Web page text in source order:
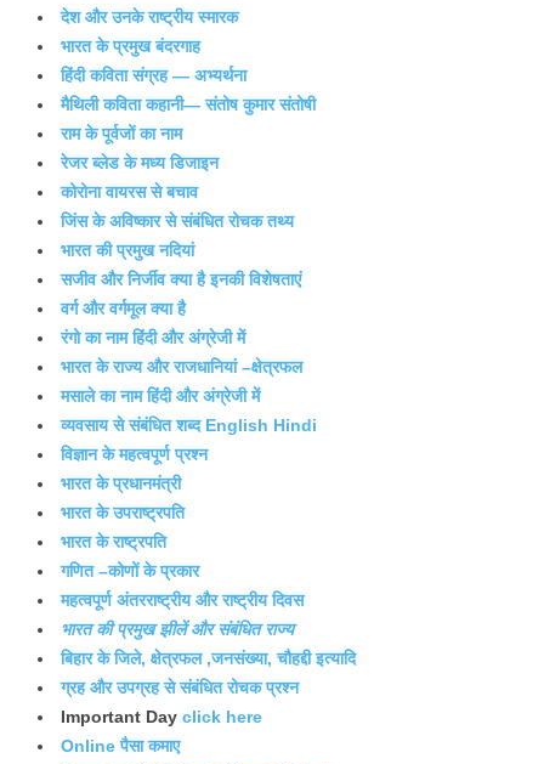
देश और उनके राष्ट्रीय स्मारक
भारत के प्रमुख बंदरगाह
हिंदी कविता संग्रह — अभ्यर्थना
मैथिली कविता कहानी— संतोष कुमार संतोषी
राम के पूर्वजों का नाम
रेजर ब्लेड के मध्य डिजाइन
कोरोना वायरस से बचाव
जिंस के अविष्कार से संबंधित रोचक तथ्य
भारत की प्रमुख नदियां
सजीव और निर्जीव क्या है इनकी विशेषताएं
वर्ग और वर्गमूल क्या है
रंगो का नाम हिंदी और अंग्रेजी में
भारत के राज्य और राजधानियां –क्षेत्रफल
मसाले का नाम हिंदी और अंग्रेजी में
व्यवसाय से संबंधित शब्द English Hindi
विज्ञान के महत्वपूर्ण प्रश्न
भारत के प्रधानमंत्री
भारत के उपराष्ट्रपति
भारत के राष्ट्रपति
गणित –कोणों के प्रकार
महत्वपूर्ण अंतरराष्ट्रीय और राष्ट्रीय दिवस
भारत की प्रमुख झीलें और संबंधित राज्य
बिहार के जिले, क्षेत्रफल ,जनसंख्या, चौहद्दी इत्यादि
ग्रह और उपग्रह से संबंधित रोचक प्रश्न
Important Day click here
Online पैसा कमाए